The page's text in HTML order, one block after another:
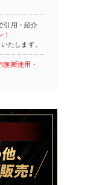
引用・紹介
たします。
無断使用・